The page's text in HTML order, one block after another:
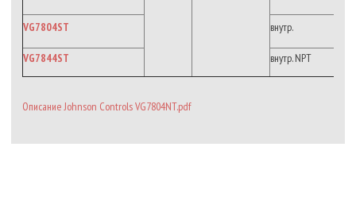
VG7804ST внутр.
VG7844ST внутр. NPT
Описание Johnson Controls VG7804NT.pdf